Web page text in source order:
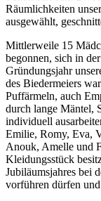
Räumlichkeiten
ausgewählt,
Mittlerweile 15
begonnen, sich in
Gründungsjahr
des Biedermeiers
Puffärmeln, auch
durch lange Mäntel,
individuell
Emilie, Romy, Eva,
Anouk, Amelle und
Kleidungsstück
Jubiläumsjahres bei
vorführen dürfen